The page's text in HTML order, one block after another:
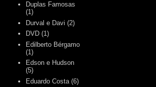
Duplas Famosas
(1)
Durval e Davi (2)
DVD (1)
Edilberto Bérgamo
(1)
Edson e Hudson
(5)
Eduardo Costa (6)